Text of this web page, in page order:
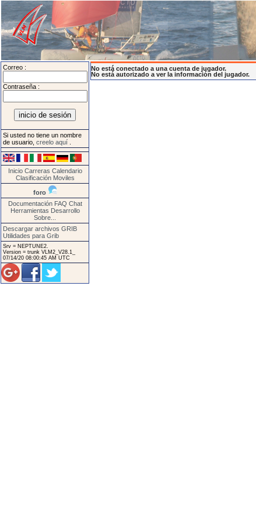
Correo :
Contraseña :
Si usted no tiene un nombre
de usuario, creelo aquí
Inicio Carreras Calendario
Clasificación Moviles
foro
Documentación FAQ Chat
Herramientas Desarrollo
Sobre...
Descargar archivos GRIB
Utilidades para Grib
Srv = NEPTUNE2.
Version = trunk VLM2_V28.1_
07/14/20 08:00:45 AM UTC
No está conectado a una cuenta de jugador.
No está autorizado a ver la información del jugador.